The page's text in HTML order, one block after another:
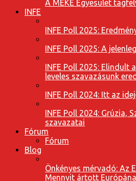
A MEKE Egyesület
INFE
INFE Poll 2025:
INFE Poll 2025: A
INFE Poll 2025: Elindult
leveles szavazásunk
INFE Poll 2024: Itt az
INFE Poll 2024: Grúzia,
szavazatai
Fórum
Fórum
Blog
Önkényes mérvadó: Az
Mennyit ártott